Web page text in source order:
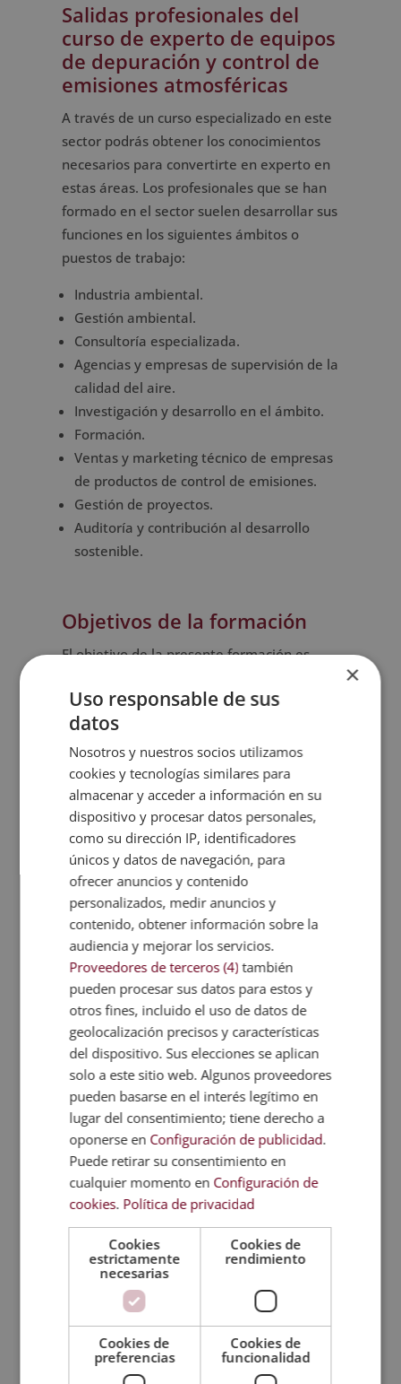
Salidas profesionales del
curso de experto de equipos
de depuración y control de
emisiones atmosféricas
A través de un curso especializado en este
sector podrás obtener los conocimientos
necesarios para convertirte en experto en
estas áreas. Los profesionales que se han
formado en el sector suelen desarrollar sus
funciones en los siguientes ámbitos o
puestos de trabajo:
Industria ambiental.
Gestión ambiental.
Consultoría especializada.
Agencias y empresas de supervisión de la
calidad del aire.
Investigación y desarrollo en el ámbito.
Formación.
Ventas y marketing técnico de empresas
de productos de control de emisiones.
Gestión de proyectos.
Auditoría y contribución al desarrollo
sostenible.
Objetivos de la formación
El objetivo de la presente formación es
herramientas necesarias para
desenvolverse en el ámbito del manejo de
equipos de depuración. A través del máster
podrán conocer las claves del control de
emisiones atmosféricas y obtener una
visión global de este ámbito.
Metodología
Certificación
Temario
Valoraciones (0)
FAQs
TITULACIONES
RELACIONADAS
×
Uso responsable de sus
datos
Nosotros y nuestros socios utilizamos
cookies y tecnologías similares para
almacenar y acceder a información en su
dispositivo y procesar datos personales,
como su dirección IP, identificadores
únicos y datos de navegación, para
ofrecer anuncios y contenido
personalizados, medir anuncios y
contenido, obtener información sobre la
audiencia y mejorar los servicios.
Proveedores de terceros (4) también
pueden procesar sus datos para estos y
otros fines, incluido el uso de datos de
geolocalización precisos y características
del dispositivo. Sus elecciones se aplican
solo a este sitio web. Algunos proveedores
pueden basarse en el interés legítimo en
lugar del consentimiento; tiene derecho a
oponerse en Configuración de publicidad.
Puede retirar su consentimiento en
cualquier momento en Configuración de
cookies. Política de privacidad
Cookies
estrictamente
necesarias
Cookies de
rendimiento
Cookies de
preferencias
Cookies de
funcionalidad